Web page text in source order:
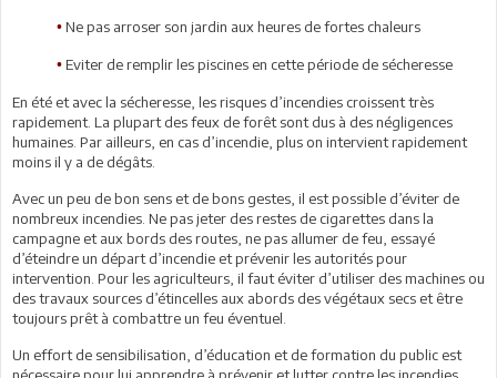
• Ne pas arroser son jardin aux heures de fortes chaleurs
• Eviter de remplir les piscines en cette période de sécheresse
En été et avec la sécheresse, les risques d’incendies croissent très
rapidement. La plupart des feux de forêt sont dus à des négligences
humaines. Par ailleurs, en cas d’incendie, plus on intervient rapidement
moins il y a de dégâts.
Avec un peu de bon sens et de bons gestes, il est possible d’éviter de
nombreux incendies. Ne pas jeter des restes de cigarettes dans la
campagne et aux bords des routes, ne pas allumer de feu, essayé
d’éteindre un départ d’incendie et prévenir les autorités pour
intervention. Pour les agriculteurs, il faut éviter d’utiliser des machines ou
des travaux sources d’étincelles aux abords des végétaux secs et être
toujours prêt à combattre un feu éventuel.
Un effort de sensibilisation, d’éducation et de formation du public est